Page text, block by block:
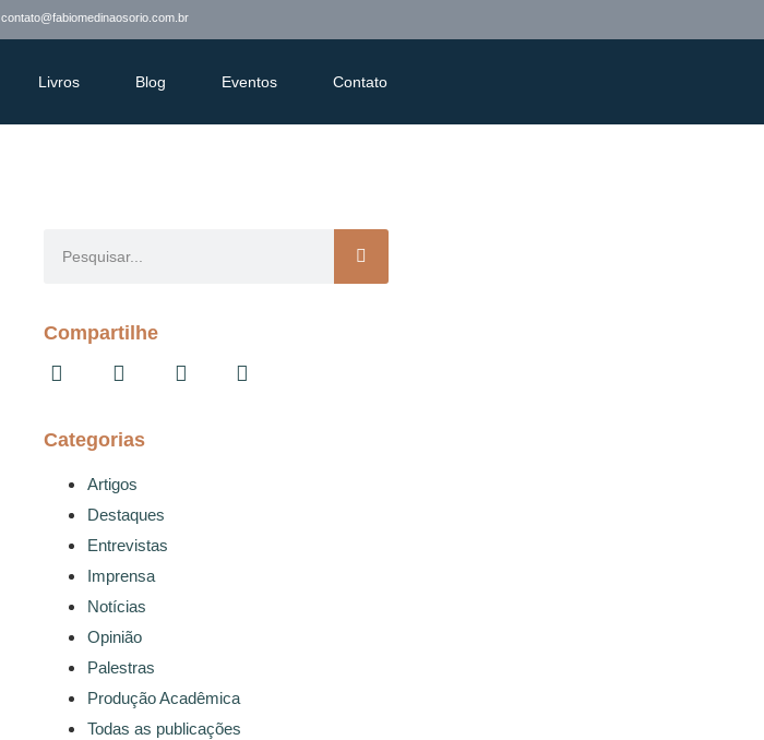
contato@fabiomedinaosorio.com.br
Livros Blog Eventos Contato
Compartilhe
Categorias
Artigos
Destaques
Entrevistas
Imprensa
Notícias
Opinião
Palestras
Produção Acadêmica
Todas as publicações